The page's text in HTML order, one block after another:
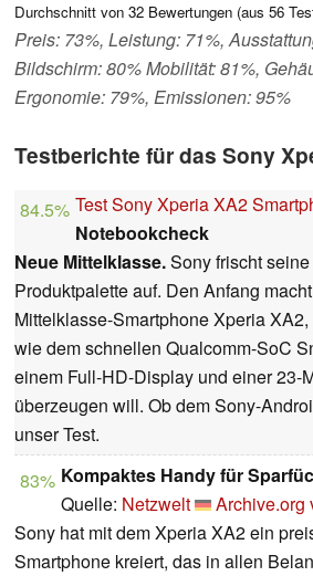
Durchschnitt von 32 Bewertungen (aus 56
Preis: 73%, Leistung: 71%,
Bildschirm: 80% Mobilität: 81%,
Ergonomie: 79%, Emissionen: 95%
Testberichte für das Sony
84.5% Test Sony Xperia XA2
Notebookcheck
Neue Mittelklasse.Sony frischt
Produktpalette auf. Den Anfang
Mittelklasse-Smartphone Xperia
wie dem schnellen Qualcomm-SoC
einem Full-HD-Display und einer 23-
überzeugen will. Ob dem Sony-
unser Test.
83% Kompaktes Handy für
Quelle: Netzwelt
Archive.org
Sony hat mit dem Xperia XA2 ein
Smartphone kreiert, das in allen